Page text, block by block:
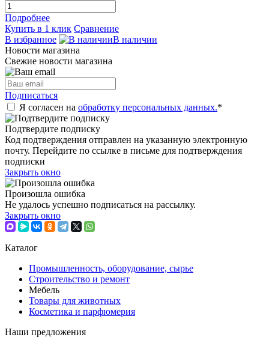
Подробнее
Купить в 1 клик Сравнение
В избранное
В наличии
Новости магазина
Свежие новости магазина
Подписаться
Я согласен на обработку персональных данных.*
Подтвердите подписку
Код подтверждения отправлен на указанную электронную
почту. Перейдите по ссылке в письме для подтверждения
подписки
Закрыть окно
Произошла ошибка
Не удалось успешно подписаться на рассылку.
Закрыть окно
Каталог
Промышленность, оборудование, сырье
Строительство и ремонт
Мебель
Товары для животных
Косметика и парфюмерия
Наши предложения